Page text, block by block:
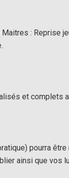
: Reprise
et complets
pourra
ainsi que vos